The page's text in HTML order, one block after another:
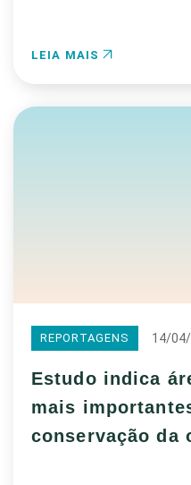
LEIA MAIS
REPORTAGENS 14/
Estudo indica
mais
conservação da